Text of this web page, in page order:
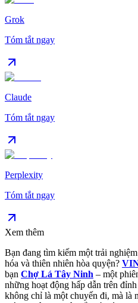
Grok
Tóm tắt ngay
Claude
Tóm tắt ngay
Perplexity
Tóm tắt ngay
Xem thêm
Bạn đang tìm kiếm một trải
hóa và thiên nhiên hòa quyện?
bạn Chợ Lá Tây Ninh – một
những hoạt động hấp dẫn trên
không chỉ là một chuyến đi, mà là